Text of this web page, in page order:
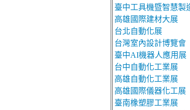
臺中工具機暨智慧製
高雄國際建材大展
台北自動化展
台灣室內設計博覽會
臺中AI機器人應用展
台中自動化工業展
高雄自動化工業展
高雄國際儀器化工展
臺南橡塑膠工業展